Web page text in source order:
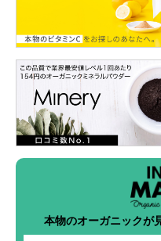
本物のオーガニックが